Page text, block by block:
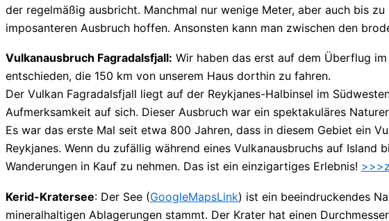
der regelmäßig ausbricht. Manchmal nur wenige Meter, aber auch bis
imposanteren Ausbruch hoffen. Ansonsten kann man zwischen den
Vulkanausbruch Fagradalsfjall: Wir haben das erst auf dem Überflug
entschieden, die 150 km von unserem Haus dorthin zu fahren.
Der Vulkan Fagradalsfjall liegt auf der Reykjanes-Halbinsel im
Aufmerksamkeit auf sich. Dieser Ausbruch war ein spektakuläres
Es war das erste Mal seit etwa 800 Jahren, dass in diesem Gebiet ein
Reykjanes. Wenn du zufällig während eines Vulkanausbruchs auf
Wanderungen in Kauf zu nehmen. Das ist ein einzigartiges Erlebnis!
Kerid-Kratersee: Der See (GoogleMapsLink) ist ein beeindruckendes
mineralhaltigen Ablagerungen stammt. Der Krater hat einen